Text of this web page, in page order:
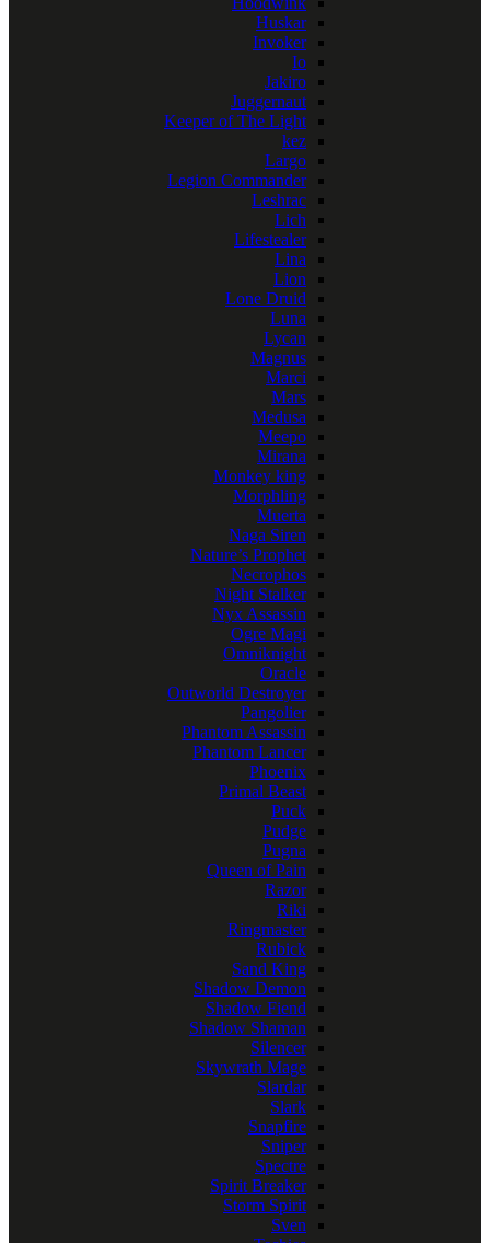
Huskar
Invoker
Io
Jakiro
Juggernaut
Keeper of The Light
kez
Largo
Legion Commander
Leshrac
Lich
Lifestealer
Lina
Lion
Lone Druid
Luna
Lycan
Magnus
Marci
Mars
Medusa
Meepo
Mirana
Monkey king
Morphling
Muerta
Naga Siren
Nature’s Prophet
Necrophos
Night Stalker
Nyx Assassin
Ogre Magi
Omniknight
Oracle
Outworld Destroyer
Pangolier
Phantom Assassin
Phantom Lancer
Phoenix
Primal Beast
Puck
Pudge
Pugna
Queen of Pain
Razor
Riki
Ringmaster
Rubick
Sand King
Shadow Demon
Shadow Fiend
Shadow Shaman
Silencer
Skywrath Mage
Slardar
Slark
Snapfire
Sniper
Spectre
Spirit Breaker
Storm Spirit
Sven